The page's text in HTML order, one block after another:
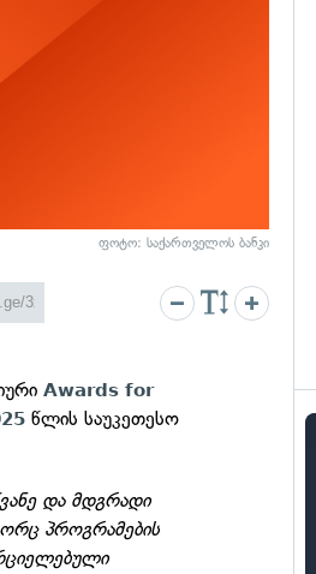
ფოტო: საქართველოს ბანკი
Awards for
წლის საუკეთესო
და მდგრადი
პროგრამების